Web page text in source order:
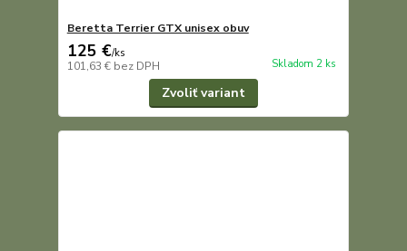
Beretta Terrier GTX unisex obuv
125 €/ks
101,63 € bez DPH Skladom 2 ks
Zvoliť variant